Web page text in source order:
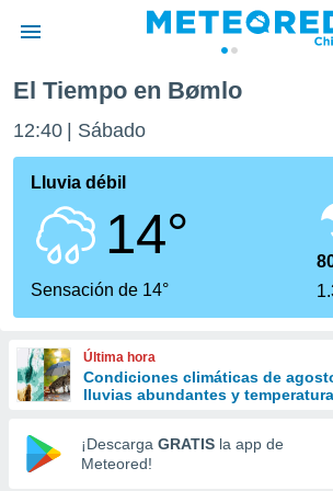
de
por
se
calidad.
a este
las
y
forma
digital
basada
El Tiempo en Bømlo
12:40 Sábado
Lluvia débil
14°
Sensación de 14°
Última hora
Condiciones climáticas de
lluvias abundantes y
¡Descarga GRATIS la app de
Meteored!